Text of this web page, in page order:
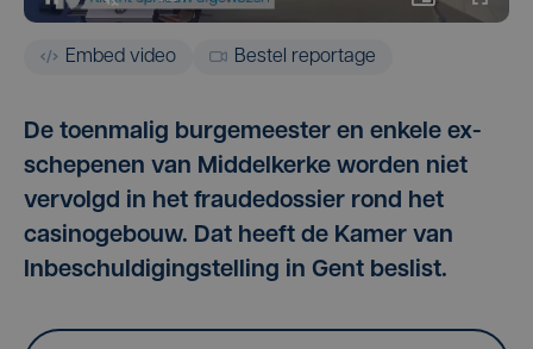
Embed video Bestel reportage
De toenmalig burgemeester en enkele ex-
schepenen van Middelkerke worden niet
vervolgd in het fraudedossier rond het
casinogebouw. Dat heeft de Kamer van
Inbeschuldigingstelling in Gent beslist.